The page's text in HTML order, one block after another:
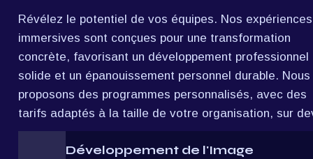
Révélez le potentiel de vos équipes. Nos expériences
immersives sont conçues pour une transformation
concrète, favorisant un développement professionnel
solide et un épanouissement personnel durable. Nous
proposons des programmes personnalisés, avec des
tarifs adaptés à la taille de votre organisation, sur
Développement de l'Image